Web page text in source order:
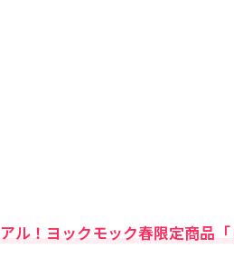
ル！ヨックモック春限定商品